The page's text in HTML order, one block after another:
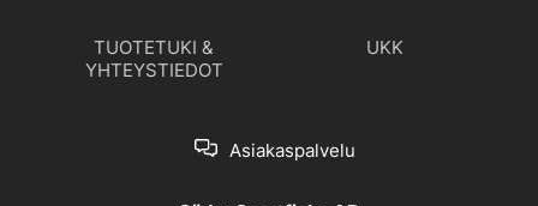
TUOTETUKI &
YHTEYSTIEDOT
UKK
Asiakaspalvelu